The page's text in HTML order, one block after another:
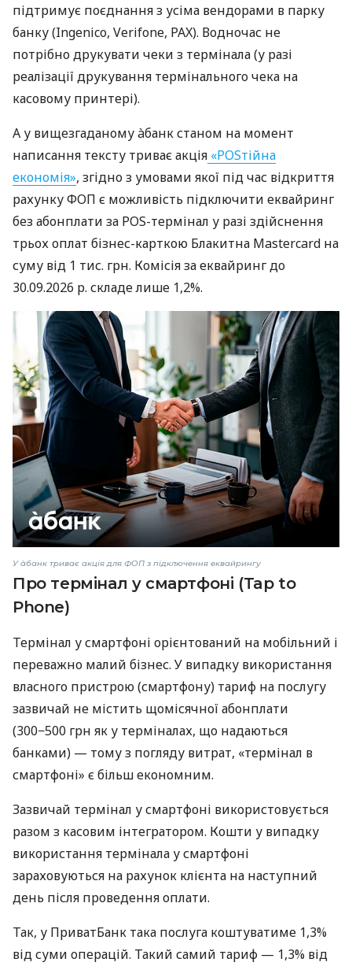
підтримує поєднання з усіма вендорами в парку
банку (Ingenico, Verifone, PAX). Водночас не
потрібно друкувати чеки з термінала (у разі
реалізації друкування термінального чека на
касовому принтері).
А у вищезгаданому àбанк станом на момент
написання тексту триває акція «POSтійна
економія», згідно з умовами якої під час відкриття
рахунку ФОП є можливість підключити еквайринг
без абонплати за POS-термінал у разі здійснення
трьох оплат бізнес-карткою Блакитна Mastercard на
суму від 1 тис. грн. Комісія за еквайринг до
30.09.2026 р. складе лише 1,2%.
У àбанк триває акція для ФОП з підключення еквайрингу
Про термінал у смартфоні (Tap to
Phone)
Термінал у смартфоні орієнтований на мобільний і
переважно малий бізнес. У випадку використання
власного пристрою (смартфону) тариф на послугу
зазвичай не містить щомісячної абонплати
(300−500 грн як у терміналах, що надаються
банками) — тому з погляду витрат, «термінал в
смартфоні» є більш економним.
Зазвичай термінал у смартфоні використовується
разом з касовим інтегратором. Кошти у випадку
використання термінала у смартфоні
зараховуються на рахунок клієнта на наступний
день після проведення оплати.
Так, у ПриватБанк така послуга коштуватиме 1,3%
від суми операцій. Такий самий тариф — 1,3% від